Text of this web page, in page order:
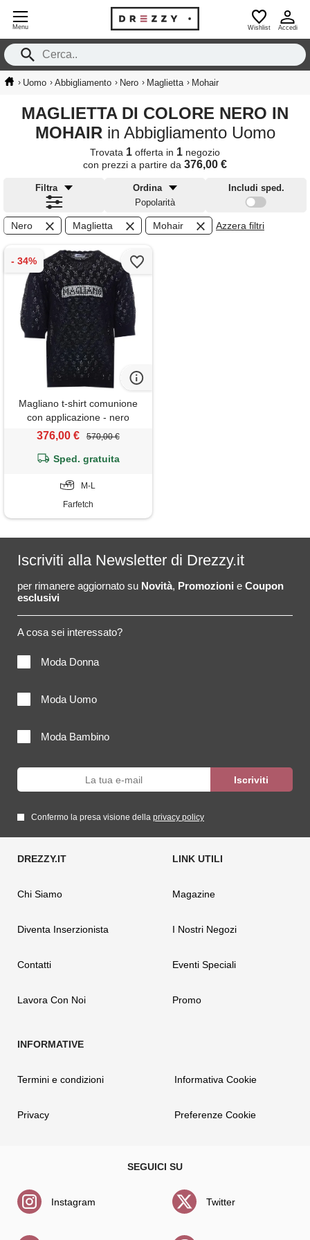
Menu Wishlist Accedi
› Uomo › Abbigliamento › Nero › Maglietta › Mohair
MAGLIETTA DI COLORE NERO IN
MOHAIR in Abbigliamento Uomo
Trovata 1 offerta in 1 negozio
con prezzi a partire da 376,00 €
Filtra
Ordina
Popolarità
Includi sped.
Nero Maglietta Mohair Azzera filtri
Magliano t-shirt comunione
con applicazione - nero
376,00 € 570,00 €
Sped. gratuita
M-L
Farfetch
Iscriviti alla Newsletter di Drezzy.it
per rimanere aggiornato su Novità, Promozioni e Coupon
esclusivi
A cosa sei interessato?
Moda Donna
Moda Uomo
Moda Bambino
Confermo la presa visione della privacy policy
Chi Siamo
Diventa Inserzionista
Contatti
Lavora Con Noi
Magazine
I Nostri Negozi
Eventi Speciali
Promo
Termini e condizioni
Privacy
Informativa Cookie
Preferenze Cookie
Instagram Twitter